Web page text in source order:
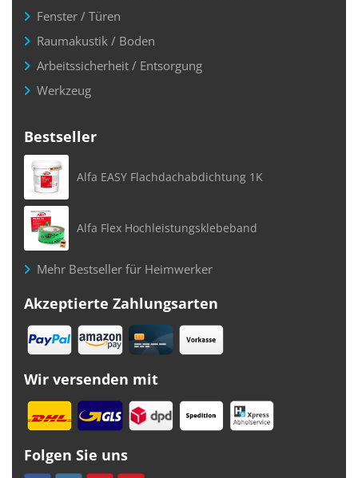
Fenster / Türen
Raumakustik / Boden
Arbeitssicherheit / Entsorgung
Werkzeug
Bestseller
Alfa EASY Flachdachabdichtung 1K
Alfa Flex Hochleistungsklebeband
Mehr Bestseller für Heimwerker
Akzeptierte Zahlungsarten
Wir versenden mit
Folgen Sie uns